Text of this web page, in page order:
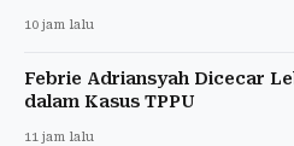
10 jam lalu
Febrie Adriansyah Dicecar
dalam Kasus TPPU
11 jam lalu